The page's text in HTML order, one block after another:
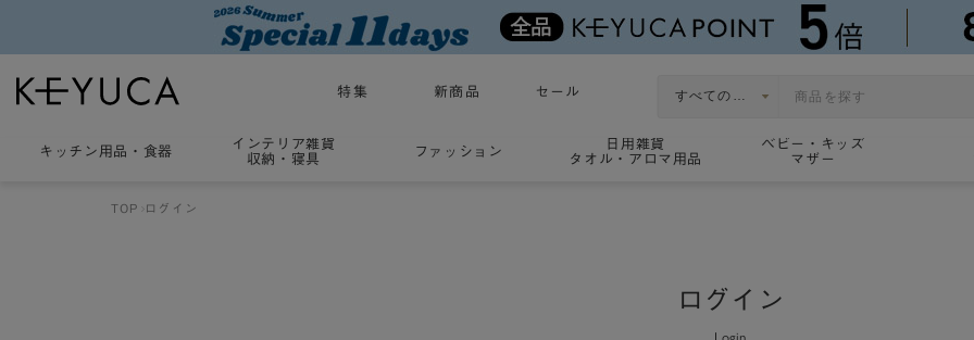
特集 新商品 セール
キッチン用品 ・ 食器
インテリア雑貨
収納・寝具
ファッション
日用雑貨
タオル・アロマ用品
ベビー・キッズ
マザー
TOP ログイン
ログイン